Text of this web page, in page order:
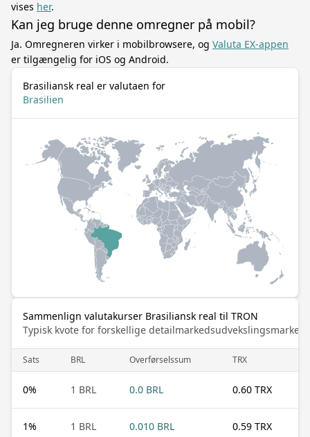
vises her.
Kan jeg bruge denne omregner på mobil?
Ja. Omregneren virker i mobilbrowsere, og Valuta EX-appen
er tilgængelig for iOS og Android.
Brasiliansk real er valutaen for
Brasilien
Sammenlign valutakurser Brasiliansk real til TRON
Typisk kvote for forskellige
Sats BRL Overførselssum TRX
0% 1 BRL 0.0 BRL 0.60 TRX
1% 1 BRL 0.010 BRL 0.59 TRX